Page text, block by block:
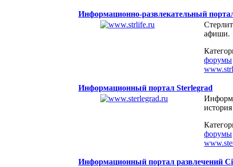
Информационно-развлекательный
афиши.
форумы
Информационный портал Sterlegrad
форумы
Информационный портал развлечений